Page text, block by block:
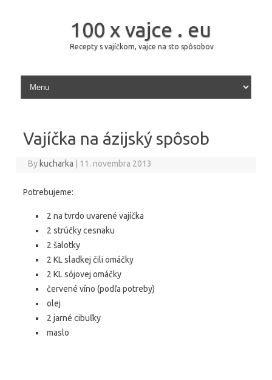
100 x vajce . eu
Recepty s vajíčkom, vajce na sto spôsobov
Skip to content
Vajíčka na ázijský spôsob
By kucharka 11. novembra 2013
Potrebujeme:
2 na tvrdo uvarené vajíčka
2 strúčky cesnaku
2 šalotky
2 KL sladkej čili omáčky
2 KL sójovej omáčky
červené víno (podľa potreby)
olej
2 jarné cibuľky
maslo